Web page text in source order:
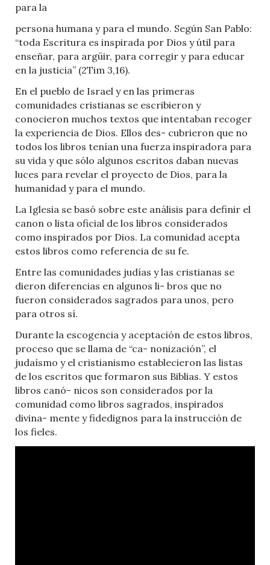
para la
persona humana y para el mundo. Según San Pablo:
“toda Escritura es inspirada por Dios y útil para
enseñar, para argüir, para corregir y para educar
en la justicia” (2Tim 3,16).
En el pueblo de Israel y en las primeras
comunidades cristianas se escribieron y
conocieron muchos textos que intentaban recoger
la experiencia de Dios. Ellos des- cubrieron que no
todos los libros tenían una fuerza inspiradora para
su vida y que sólo algunos escritos daban nuevas
luces para revelar el proyecto de Dios, para la
humanidad y para el mundo.
La Iglesia se basó sobre este análisis para definir el
canon o lista oficial de los libros considerados
como inspirados por Dios. La comunidad acepta
estos libros como referencia de su fe.
Entre las comunidades judías y las cristianas se
dieron diferencias en algunos li- bros que no
fueron considerados sagrados para unos, pero
para otros sí.
Durante la escogencia y aceptación de estos libros,
proceso que se llama de “ca- nonización”, el
judaísmo y el cristianismo establecieron las listas
de los escritos que formaron sus Biblias. Y estos
libros canó- nicos son considerados por la
comunidad como libros sagrados, inspirados
divina- mente y fidedignos para la instrucción de
los fieles.